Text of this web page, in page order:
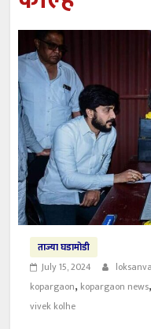
ताज्या घडामोडी
July 15, 2024
kopargaon, kopargaon news,
vivek kolhe